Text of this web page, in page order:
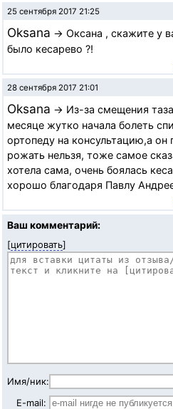
25 сентября 2017 21:25
Oksana → Оксана , скажите у
было кесарево ?!
28 сентября 2017 21:01
Oksana → Из-за смещения
месяце жутко начала болеть
ортопеду на консультацию,а он
рожать нельзя, тоже самое
хотела сама, очень боялась
хорошо благодаря Павлу
Ваш комментарий:
[цитировать]
Имя/ник:
E-mail: